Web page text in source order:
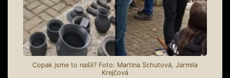
Copak jsme to našli? Foto: Martina Schutová, Jarmila
Krejčová